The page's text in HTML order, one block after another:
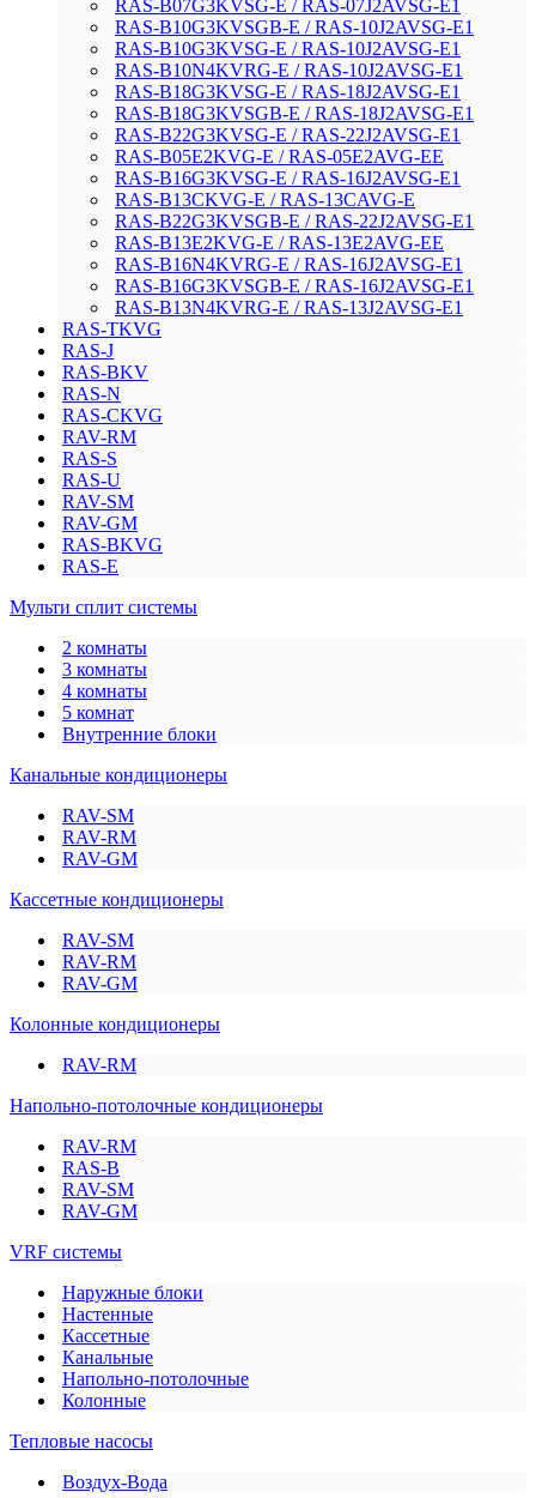
RAS-B07G3KVSG-E / RAS-07J2AVSG-E1
RAS-B10G3KVSGB-E / RAS-10J2AVSG-E1
RAS-B10G3KVSG-E / RAS-10J2AVSG-E1
RAS-B10N4KVRG-E / RAS-10J2AVSG-E1
RAS-B18G3KVSG-E / RAS-18J2AVSG-E1
RAS-B18G3KVSGB-E / RAS-18J2AVSG-E1
RAS-B22G3KVSG-E / RAS-22J2AVSG-E1
RAS-B05E2KVG-E / RAS-05E2AVG-EE
RAS-B16G3KVSG-E / RAS-16J2AVSG-E1
RAS-B13CKVG-E / RAS-13CAVG-E
RAS-B22G3KVSGB-E / RAS-22J2AVSG-E1
RAS-B13E2KVG-E / RAS-13E2AVG-EE
RAS-B16N4KVRG-E / RAS-16J2AVSG-E1
RAS-B16G3KVSGB-E / RAS-16J2AVSG-E1
RAS-B13N4KVRG-E / RAS-13J2AVSG-E1
RAS-TKVG
RAS-J
RAS-BKV
RAS-N
RAS-CKVG
RAV-RM
RAS-S
RAS-U
RAV-SM
RAV-GM
RAS-BKVG
RAS-E
Мульти сплит системы
2 комнаты
3 комнаты
4 комнаты
5 комнат
Внутренние блоки
Канальные кондиционеры
RAV-SM
RAV-RM
RAV-GM
Кассетные кондиционеры
RAV-SM
RAV-RM
RAV-GM
Колонные кондиционеры
RAV-RM
Напольно-потолочные кондиционеры
RAV-RM
RAS-B
RAV-SM
RAV-GM
VRF системы
Наружные блоки
Настенные
Кассетные
Канальные
Напольно-потолочные
Колонные
Тепловые насосы
Воздух-Вода